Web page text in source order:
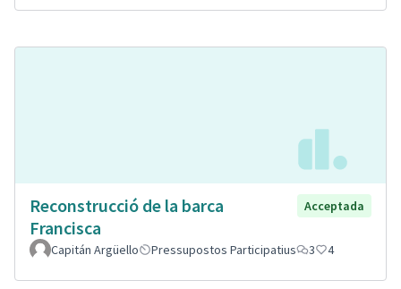
Reconstrucció de la barca
Francisca
Acceptada
Capitán Argüello Pressupostos Participatius 3 4